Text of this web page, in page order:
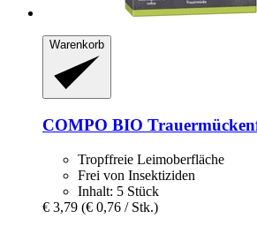
Warenkorb
COMPO BIO
Tropffreie Leimoberfläche
Frei von Insektiziden
Inhalt: 5 Stück
€ 3,79 (€ 0,76 / Stk.)